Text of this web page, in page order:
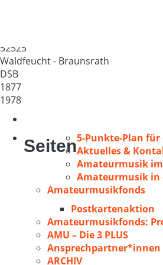
52525
Waldfeucht - Braunsrath
DSB
1877
1978
Seiten5-Punkte-Plan
Aktuelles &
Amateurmusik
Amateurmusik in
Amateurmusikfonds
Postkartenaktion
Amateurmusikfonds:
AMU – Die 3 PLUS
Ansprechpartner*innen
ARCHIV